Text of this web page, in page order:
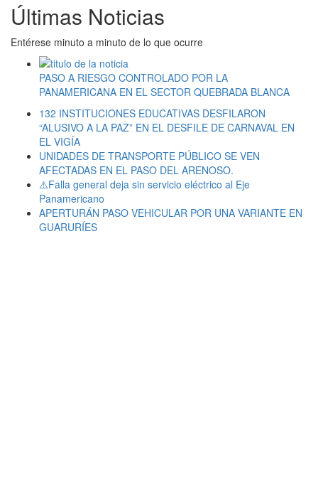
Últimas Noticias
Entérese minuto a minuto de lo que ocurre
PASO A RIESGO CONTROLADO POR LA
PANAMERICANA EN EL SECTOR QUEBRADA BLANCA
132 INSTITUCIONES EDUCATIVAS DESFILARON
“ALUSIVO A LA PAZ” EN EL DESFILE DE CARNAVAL EN
EL VIGÍA
UNIDADES DE TRANSPORTE PÚBLICO SE VEN
AFECTADAS EN EL PASO DEL ARENOSO.
⚠️Falla general deja sin servicio eléctrico al Eje
Panamericano
APERTURÁN PASO VEHICULAR POR UNA VARIANTE EN
GUARURÍES